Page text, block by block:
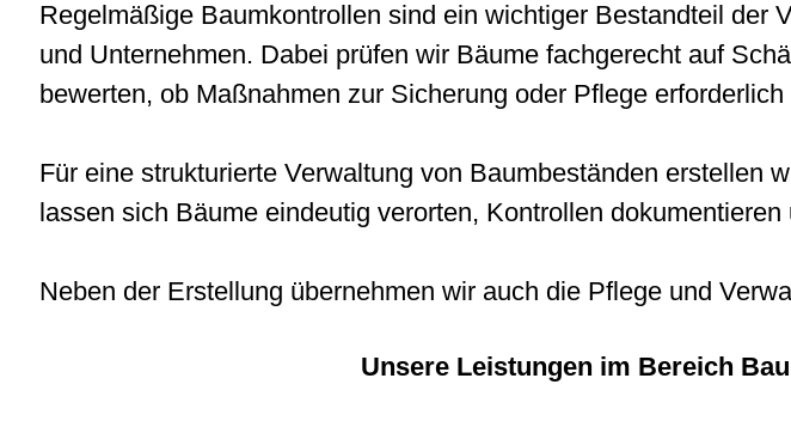
Unsere Leistungen im Bereich
Unsere Leistungen im Bereich
Problemfällungen:
Stubben- und Wurzelfräsung:
Regelmäßige Baumkontrollen sind ein wichtiger Bestandteil der
und Unternehmen. Dabei prüfen wir Bäume fachgerecht auf
bewerten, ob Maßnahmen zur Sicherung oder Pflege erforderlich
Für eine strukturierte Verwaltung von Baumbeständen erstellen
lassen sich Bäume eindeutig verorten, Kontrollen
Neben der Erstellung übernehmen wir auch die Pflege und
Unsere Leistungen im Bereich